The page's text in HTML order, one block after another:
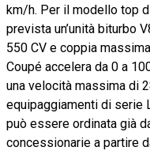
km/h. Per il modello top
prevista un’unità biturbo
550 CV e coppia
Coupé accelera da 0 a
una velocità massima di
equipaggiamenti di serie
può essere ordinata già
concessionarie a partire